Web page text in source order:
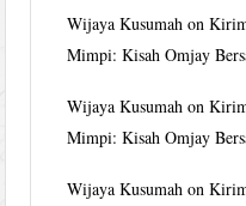
Wijaya Kusumah on
Mimpi: Kisah Omjay
Wijaya Kusumah on
Mimpi: Kisah Omjay
Wijaya Kusumah on